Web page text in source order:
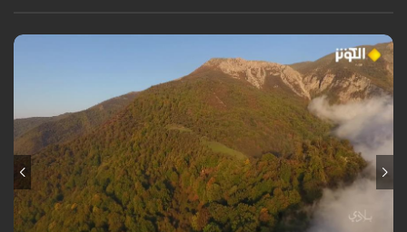
من قلب طبيعة هراز التي كانت يوماً من أجمل الموائل الطبيعية في إيران، يحذر
المعد من كارثة بيئية: "وحش الأعمال والمشاريع التدميرية تنهش بجسم